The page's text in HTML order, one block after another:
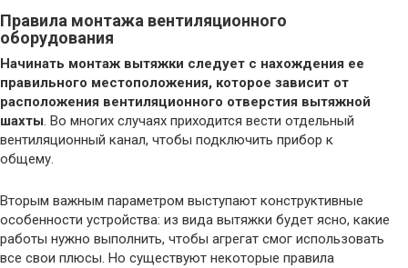
Правила монтажа вентиляционного
оборудования
Начинать монтаж вытяжки следует с нахождения ее
правильного местоположения, которое зависит от
расположения вентиляционного отверстия вытяжной
шахты. Во многих случаях приходится вести отдельный
вентиляционный канал, чтобы подключить прибор к
общему.
Вторым важным параметром выступают конструктивные
особенности устройства: из вида вытяжки будет ясно, какие
работы нужно выполнить, чтобы агрегат смог использовать
все свои плюсы. Но существуют некоторые правила